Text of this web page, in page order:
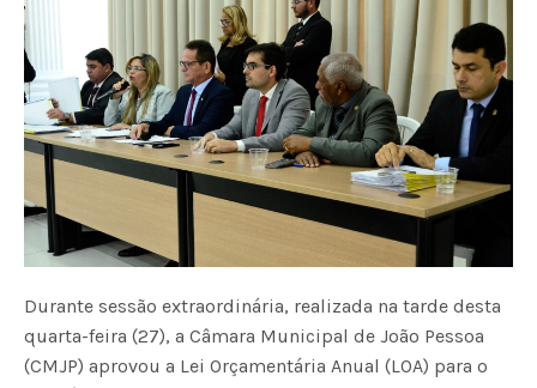
Durante sessão extraordinária, realizada na tarde desta
quarta-feira (27), a Câmara Municipal de João Pessoa
(CMJP) aprovou a Lei Orçamentária Anual (LOA) para o